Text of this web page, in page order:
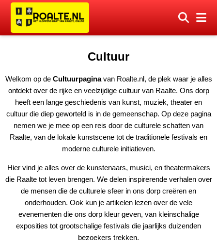
Cultuur
Welkom op de Cultuurpaginavan Roalte.nl, de plek waar je alles
ontdekt over de rijke en veelzijdige cultuur van Raalte. Ons dorp
heeft een lange geschiedenis van kunst, muziek, theater en
cultuur die diep geworteld is in de gemeenschap. Op deze pagina
nemen we je mee op een reis door de culturele schatten van
Raalte, van de lokale kunstscene tot de traditionele festivals en
moderne culturele initiatieven.
Hier vind je alles over de kunstenaars, musici, en theatermakers
die Raalte tot leven brengen. We delen inspirerende verhalen over
de mensen die de culturele sfeer in ons dorp creëren en
onderhouden. Ook kun je artikelen lezen over de vele
evenementen die ons dorp kleur geven, van kleinschalige
exposities tot grootschalige festivals die jaarlijks duizenden
bezoekers trekken.